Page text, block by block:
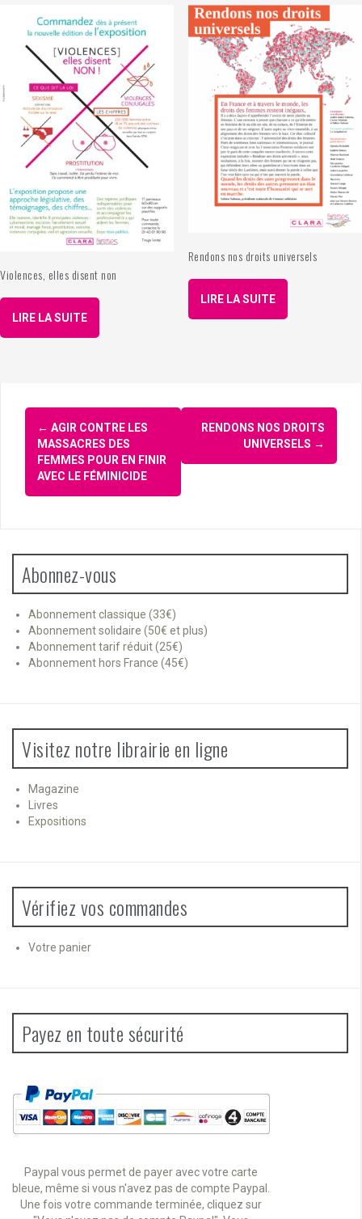
Violences, elles disent non
LIRE LA SUITE
Rendons nos droits universels
LIRE LA SUITE
Navigation
d'article
← AGIR CONTRE LES
MASSACRES DES
FEMMES POUR EN FINIR
AVEC LE FÉMINICIDE
RENDONS NOS DROITS
UNIVERSELS →
Abonnez-vous
Abonnement classique (33€)
Abonnement solidaire (50€ et plus)
Abonnement tarif réduit (25€)
Abonnement hors France (45€)
Visitez notre librairie en ligne
Magazine
Livres
Expositions
Vérifiez vos commandes
Votre panier
Payez en toute sécurité
Paypal vous permet de payer avec votre carte
bleue, même si vous n'avez pas de compte Paypal.
Une fois votre commande terminée, cliquez sur